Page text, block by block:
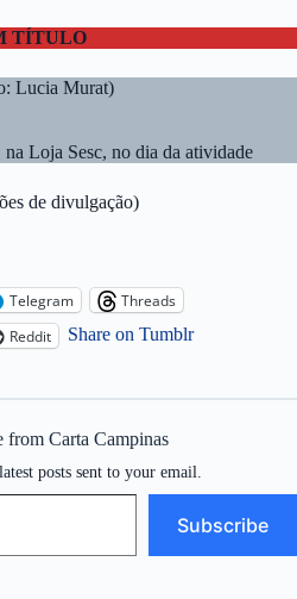
TÍTULO
Lucia Murat)
Loja Sesc, no dia da atividade
de divulgação)
Telegram
Threads
Reddit Share on Tumblr
from Carta Campinas
posts sent to your email.
Subscribe